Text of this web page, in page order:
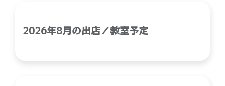
2026年8月の出店／教室予定